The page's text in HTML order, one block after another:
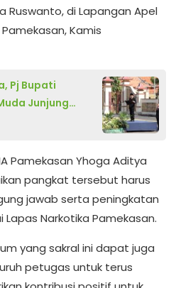
Ruswanto, di Lapangan Apel
Kamis
Pj Bupati
Junjung
Pamekasan Yhoga Aditya
pangkat tersebut harus
jawab serta peningkatan
Narkotika Pamekasan.
yang sakral ini dapat juga
petugas untuk terus